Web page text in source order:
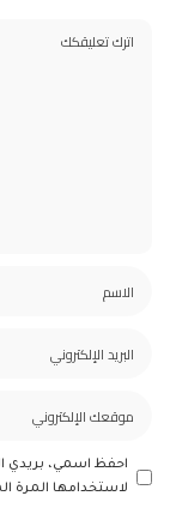
احفظ اسمي، بريدي
لاستخدامها المرة